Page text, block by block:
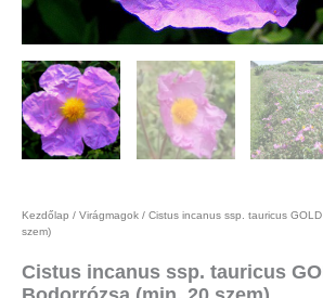
Kezdőlap / Virágmagok / Cistus incanus ssp. tauricus
szem)
Cistus incanus ssp. tauricus